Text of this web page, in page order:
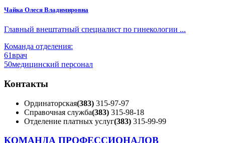
Чайка Олеся Владимировна
Главный внештатный специалист по гинекологии ...
Команда отделения:
61врач
50медицинский персонал
Контакты
Ординаторская(383) 315-97-97
Справочная служба(383) 315-98-18
Отделение платных услуг(383) 315-99-99
КОМАНДА ПРОФЕССИОНАЛОВ